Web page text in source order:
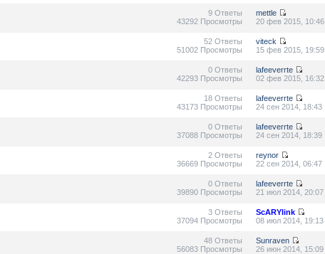
9 Ответы
43292 Просмотры
mettle
20 фев 2015, 10:46
52 Ответы
51002 Просмотры
viteck
15 фев 2015, 19:59
0 Ответы
42293 Просмотры
lafeeverrte
02 фев 2015, 16:32
18 Ответы
43173 Просмотры
lafeeverrte
24 сен 2014, 18:43
0 Ответы
37088 Просмотры
lafeeverrte
24 сен 2014, 18:39
2 Ответы
36669 Просмотры
reynor
22 сен 2014, 06:47
0 Ответы
39890 Просмотры
lafeeverrte
21 июл 2014, 20:07
3 Ответы
37094 Просмотры
ScARYlink
08 июл 2014, 19:13
48 Ответы
56083 Просмотры
Sunraven
26 июн 2014, 15:09